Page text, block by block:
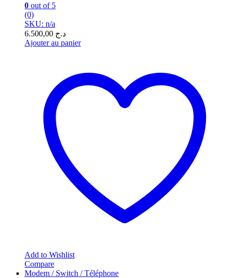
0 out of 5
(0)
SKU: n/a
د.ج
Ajouter au panier
Add to Wishlist
Compare
Modem / Switch / Téléphone